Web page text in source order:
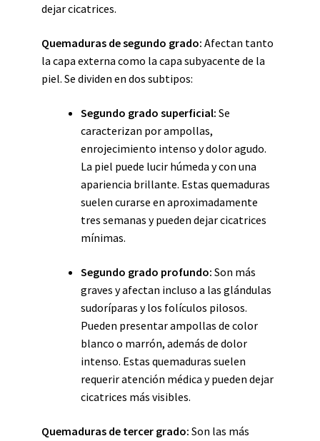
dejar cicatrices.
Quemaduras de segundo grado: Afectan tanto
la capa externa como la capa subyacente de la
piel. Se dividen en dos subtipos:
Segundo grado superficial: Se
caracterizan por ampollas,
enrojecimiento intenso y dolor agudo.
La piel puede lucir húmeda y con una
apariencia brillante. Estas quemaduras
suelen curarse en aproximadamente
tres semanas y pueden dejar cicatrices
mínimas.
Segundo grado profundo: Son más
graves y afectan incluso a las glándulas
sudoríparas y los folículos pilosos.
Pueden presentar ampollas de color
blanco o marrón, además de dolor
intenso. Estas quemaduras suelen
requerir atención médica y pueden dejar
cicatrices más visibles.
Quemaduras de tercer grado: Son las más